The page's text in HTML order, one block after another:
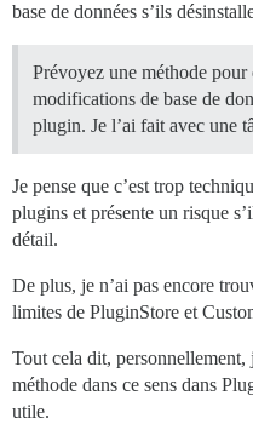
base de données s’ils
Prévoyez une méthode
modifications de base de
plugin. Je l’ai fait avec une
Je pense que c’est trop
plugins et présente un risque
détail.
De plus, je n’ai pas encore
limites de PluginStore et
Tout cela dit, personnellement,
méthode dans ce sens dans
utile.